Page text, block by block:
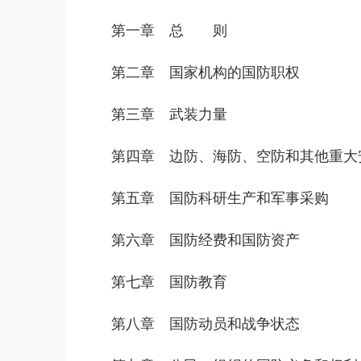
第一章 总 则
第二章 国家机构的国防职权
第三章 武装力量
第四章 边防、海防、空防和其他重大
第五章 国防科研生产和军事采购
第六章 国防经费和国防资产
第七章 国防教育
第八章 国防动员和战争状态